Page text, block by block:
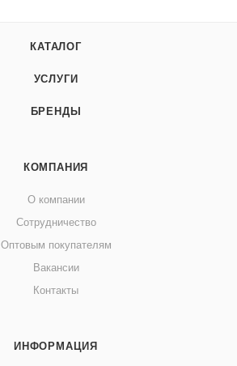
КАТАЛОГ
УСЛУГИ
БРЕНДЫ
КОМПАНИЯ
О компании
Сотрудничество
Оптовым покупателям
Вакансии
Контакты
ИНФОРМАЦИЯ